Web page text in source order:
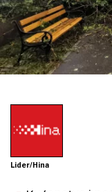
Lider/Hina